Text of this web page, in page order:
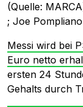
(Quelle:
; Joe
Messi wird bei
Euro netto
ersten 24
Gehalts durch